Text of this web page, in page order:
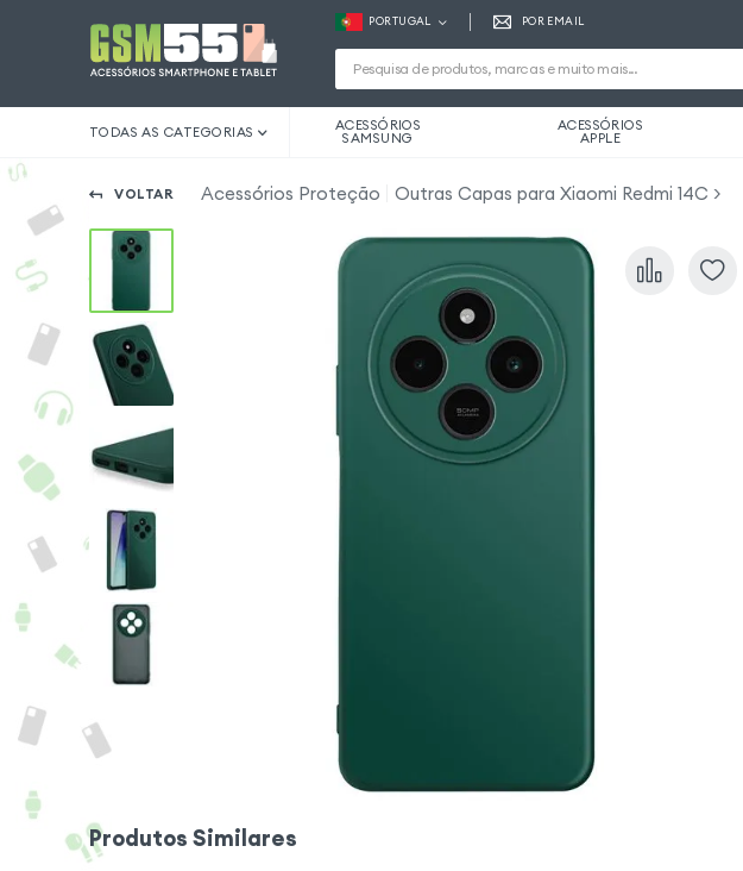
PORTUGAL POR EMAIL
TODAS AS CATEGORIAS ACESSÓRIOS
SAMSUNG
ACESSÓRIOS
APPLE
VOLTAR Acessórios Proteção Outras Capas para Xiaomi Redmi 14C
Produtos Similares